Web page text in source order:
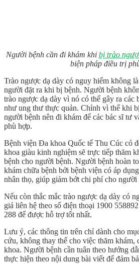
Người bệnh cần đi khám khi bị trào
biện pháp điều trị
Trào ngược dạ dày có nguy hiểm không
người đặt ra khi bị bệnh. Người bệnh
trào ngược dạ dày vì nó có thể gây ra các
như ung thư thực quản. Chính vì thế khi
người bệnh nên đi khám để các bác sĩ tư
phù hợp.
Bệnh viện Đa khoa Quốc tế Thu Cúc có
khoa giàu kinh nghiệm sẽ trực tiếp thăm
bệnh cho người bệnh. Người bệnh hoàn
khám chữa bệnh bởi bệnh viện có áp
nhân thọ, giúp giảm bớt chi phí cho người
Nếu còn thắc mắc trào ngược dạ dày có
giả liên hệ theo số điện thoại 1900
288 để được hỗ trợ tốt nhất.
Lưu ý, các thông tin trên chỉ dành cho
cứu, không thay thế cho việc thăm khám,
khoa. Người bệnh cần tuân theo hướng
thực hiện theo nội dung bài viết để đảm